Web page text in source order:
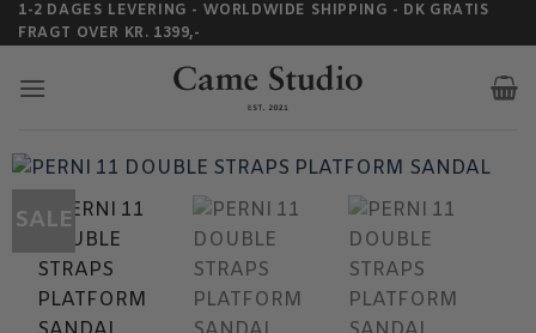
Fortsæt
til
1-2 DAGES LEVERING - WORLDWIDE SHIPPING - DK GRATIS
FRAGT OVER KR. 1399,-
SALE